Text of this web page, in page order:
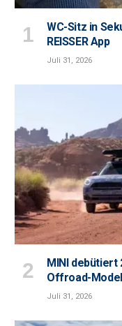
WC-Sitz in
REISSER App
Juli 31, 2026
MINI debütiert
Offroad-
Juli 31, 2026